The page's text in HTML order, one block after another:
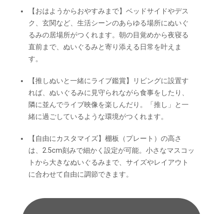
【おはようからおやすみまで】ベッドサイドやデス
ク、玄関など、生活シーンのあらゆる場所にぬいぐ
るみの居場所がつくれます。朝の目覚めから夜寝る
直前まで、ぬいぐるみと寄り添える日常を叶えま
す。
【推しぬいと一緒にライブ鑑賞】リビングに設置す
れば、ぬいぐるみに見守られながら食事をしたり、
隣に並んでライブ映像を楽しんだり。「推し」と一
緒に過ごしているような環境がつくれます。
【自由にカスタマイズ】棚板（プレート）の高さ
は、2.5cm刻みで細かく設定が可能。小さなマスコッ
トから大きなぬいぐるみまで、サイズやレイアウト
に合わせて自由に調節できます。